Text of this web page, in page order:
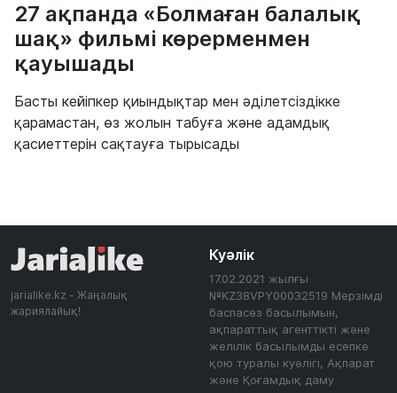
27 ақпанда «Болмаған балалық
шақ» фильмі көрерменмен
қауышады
Басты кейіпкер қиындықтар мен әділетсіздікке
қарамастан, өз жолын табуға және адамдық
қасиеттерін сақтауға тырысады
jarialike.kz - Жаңалық
жариялайық!
Куәлік
17.02.2021 жылғы
№KZ38VPY00032519 Мерзімді
баспасөз басылымын,
ақпараттық агенттікті және
желілік басылымды есепке
қою туралы куәлігі, Ақпарат
және Қоғамдық даму